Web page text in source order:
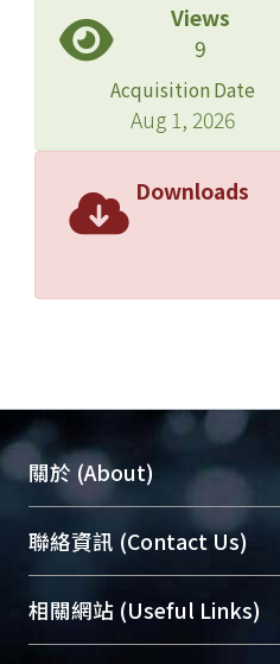
Views
9
Acquisition Date
Aug 1, 2026
Downloads
關於 (About)
臺大位居世界頂尖大學之
展現本校豐碩的研究成果
機構典藏（NTUR）與學術
台，成為臺大學術典藏
聯絡資訊 (Contact Us)
總館學科館員(Main Library)
醫學圖書館學科館員
相關網站 (Useful Links)